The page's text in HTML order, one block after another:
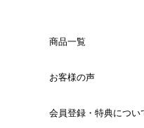
商品一覧
お客様の声
会員登録・特典につい